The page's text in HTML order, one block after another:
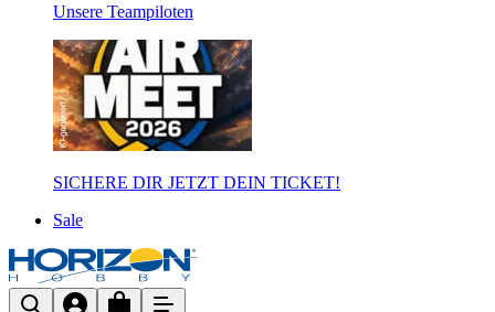
Unsere Teampiloten
SICHERE DIR JETZT DEIN TICKET!
Sale